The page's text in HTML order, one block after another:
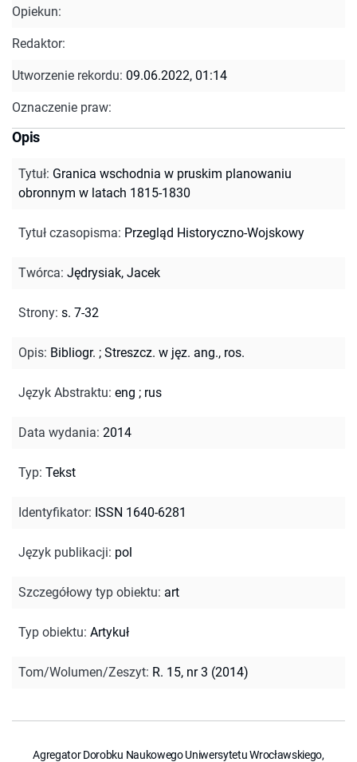
Opiekun:
Redaktor:
Utworzenie rekordu: 09.06.2022, 01:14
Oznaczenie praw:
Opis
Tytuł: Granica wschodnia w pruskim planowaniu
obronnym w latach 1815-1830
Tytuł czasopisma: Przegląd Historyczno-Wojskowy
Twórca: Jędrysiak, Jacek
Strony: s. 7-32
Opis: Bibliogr. ; Streszcz. w jęz. ang., ros.
Język Abstraktu: eng ; rus
Data wydania: 2014
Typ: Tekst
Identyfikator: ISSN 1640-6281
Język publikacji: pol
Szczegółowy typ obiektu: art
Typ obiektu: Artykuł
Tom/Wolumen/Zeszyt: R. 15, nr 3 (2014)
Agregator Dorobku Naukowego Uniwersytetu Wrocławskiego,